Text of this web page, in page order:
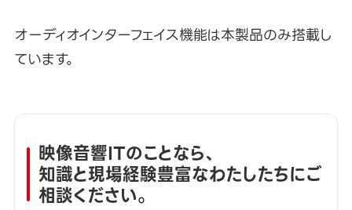
オーディオインターフェイス機能は本製品のみ搭載し
ています。
映像音響ITのことなら、
知識と現場経験豊富なわたしたちにご
相談ください。